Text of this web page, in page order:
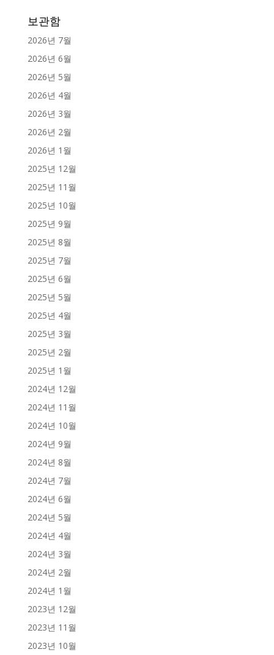
보관함
2026년 7월
2026년 6월
2026년 5월
2026년 4월
2026년 3월
2026년 2월
2026년 1월
2025년 12월
2025년 11월
2025년 10월
2025년 9월
2025년 8월
2025년 7월
2025년 6월
2025년 5월
2025년 4월
2025년 3월
2025년 2월
2025년 1월
2024년 12월
2024년 11월
2024년 10월
2024년 9월
2024년 8월
2024년 7월
2024년 6월
2024년 5월
2024년 4월
2024년 3월
2024년 2월
2024년 1월
2023년 12월
2023년 11월
2023년 10월